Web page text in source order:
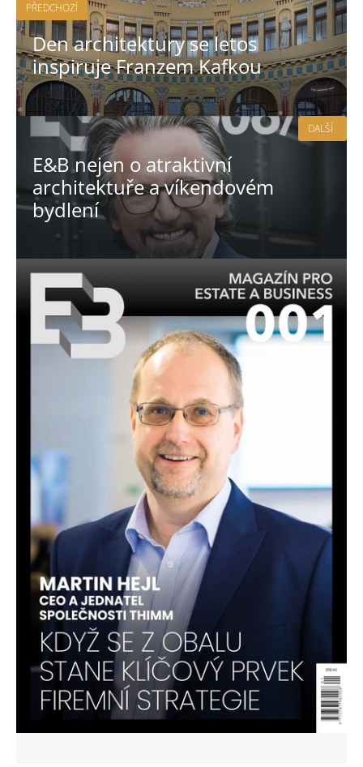
PŘEDCHOZÍ
Den architektury se letos
inspiruje Franzem Kafkou
E&B nejen o atraktivní
architektuře a víkendovém
bydlení
DALŠÍ